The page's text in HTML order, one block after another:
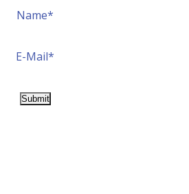
Name*
E-Mail*